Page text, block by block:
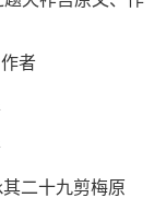
者
二十九剪梅原